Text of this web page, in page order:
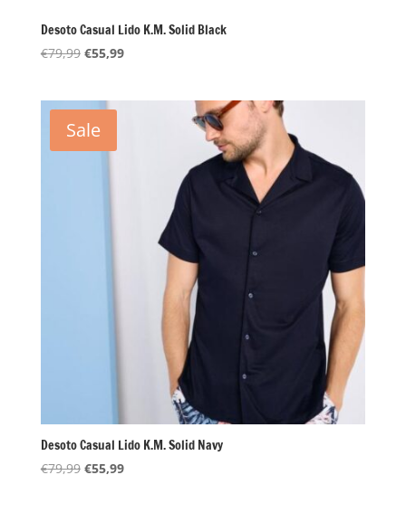
Desoto Casual Lido K.M. Solid Black
€79,99 Oorspronkelijke
€79,99.
€55,99Huidige
Sale
Desoto Casual Lido K.M. Solid Navy
€79,99 Oorspronkelijke
€55,99Huidige